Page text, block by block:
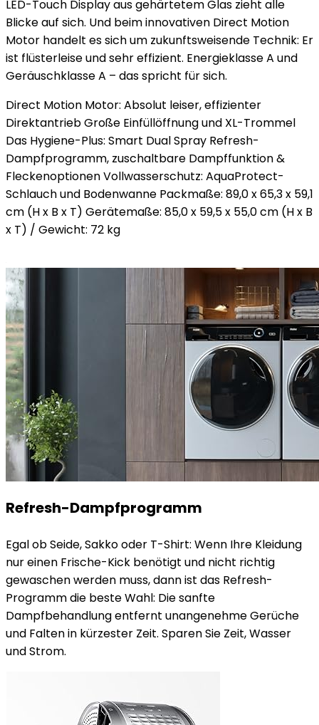
LED-Touch Display aus gehärtetem Glas zieht alle
Blicke auf sich. Und beim innovativen Direct Motion
Motor handelt es sich um zukunftsweisende Technik: Er
ist flüsterleise und sehr effizient. Energieklasse A und
Geräuschklasse A – das spricht für sich.
Direct Motion Motor: Absolut leiser, effizienter
Direktantrieb Große Einfüllöffnung und XL-Trommel
Das Hygiene-Plus: Smart Dual Spray Refresh-
Dampfprogramm, zuschaltbare Dampffunktion &
Fleckenoptionen Vollwasserschutz: AquaProtect-
Schlauch und Bodenwanne Packmaße: 89,0 x 65,3 x 59,1
cm (H x B x T) Gerätemaße: 85,0 x 59,5 x 55,0 cm (H x B
x T) / Gewicht: 72 kg
Refresh-Dampfprogramm
Egal ob Seide, Sakko oder T-Shirt: Wenn Ihre Kleidung
nur einen Frische-Kick benötigt und nicht richtig
gewaschen werden muss, dann ist das Refresh-
Programm die beste Wahl: Die sanfte
Dampfbehandlung entfernt unangenehme Gerüche
und Falten in kürzester Zeit. Sparen Sie Zeit, Wasser
und Strom.